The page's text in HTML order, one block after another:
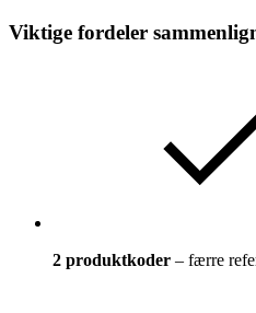
Viktige fordeler
2 produktkoder – færre